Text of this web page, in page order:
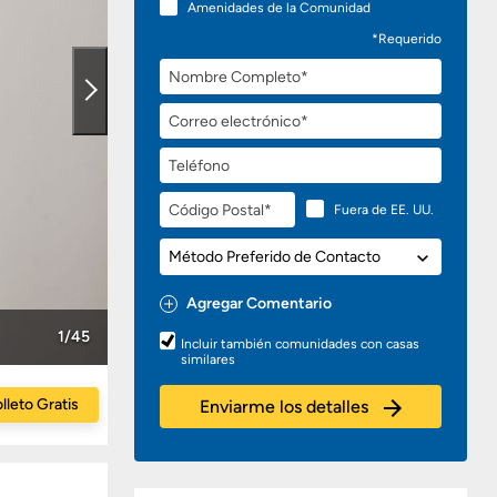
Amenidades de la Comunidad
*Requerido
Nombre
Completo
Correo
electrónico
Teléfono
Código
Postal
Fuera de EE. UU.
Método
Preferido
de
Contacto
Agregar Comentario
Preguntas
o
Comentarios
Incluir también comunidades con casas
similares
Enviarme los detalles
1/45
Gratis